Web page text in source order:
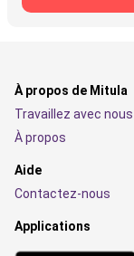
À propos de Mitula
Travaillez avec nous
À propos
Aide
Contactez-nous
Applications